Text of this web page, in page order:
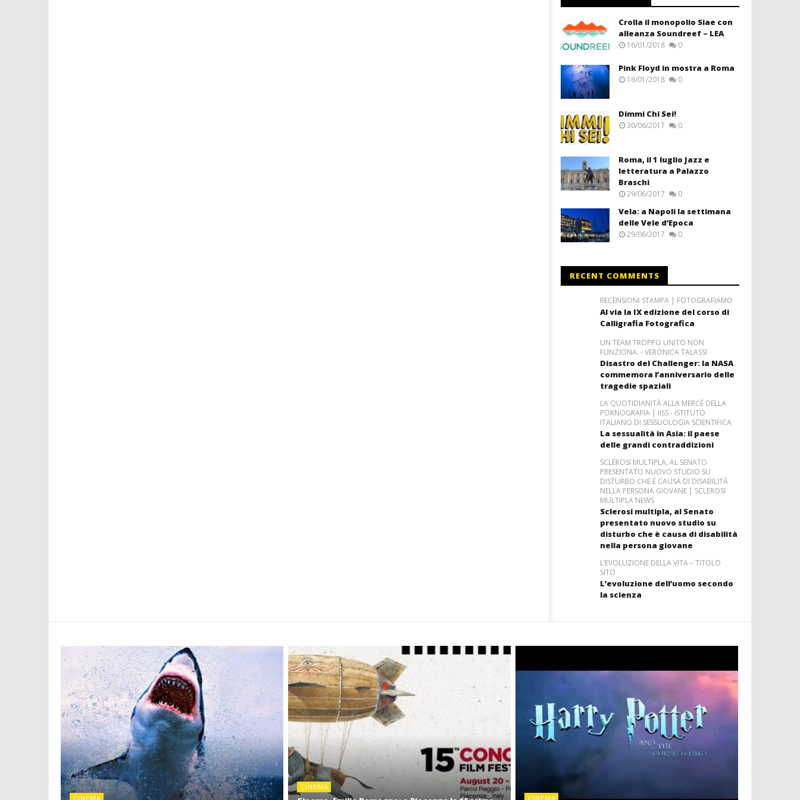
Crolla il monopolio Siae con
alleanza Soundreef – LEA
16/01/2018 0
Pink Floyd in mostra a Roma
16/01/2018 0
Dimmi Chi Sei!
30/06/2017 0
Roma, il 1 luglio Jazz e
letteratura a Palazzo
Braschi
29/06/2017 0
Vela: a Napoli la settimana
delle Vele d’Epoca
29/06/2017 0
RECENT COMMENTS
RECENSIONI STAMPA | FOTOGRAFIAMO
Al via la IX edizione del corso di
Calligrafia Fotografica
UN TEAM TROPPO UNITO NON
FUNZIONA. - VERONICA TALASSI
Disastro del Challenger: la NASA
commemora l’anniversario delle
tragedie spaziali
LA QUOTIDIANITÀ ALLA MERCÉ DELLA
PORNOGRAFIA | IISS - ISTITUTO
ITALIANO DI SESSUOLOGIA SCIENTIFICA
La sessualità in Asia: il paese
delle grandi contraddizioni
SCLEROSI MULTIPLA, AL SENATO
PRESENTATO NUOVO STUDIO SU
DISTURBO CHE È CAUSA DI DISABILITÀ
NELLA PERSONA GIOVANE | SCLEROSI
MULTIPLA NEWS
Sclerosi multipla, al Senato
presentato nuovo studio su
disturbo che è causa di disabilità
nella persona giovane
L’EVOLUZIONE DELLA VITA – TITOLO
SITO
L’evoluzione dell’uomo secondo
la scienza
CINEMA
CINEMA
CINEMA